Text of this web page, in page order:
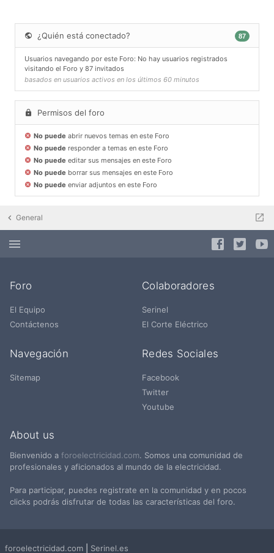
¿Quién está conectado? 87
Usuarios navegando por este Foro: No hay usuarios registrados
visitando el Foro y 87 invitados
basados en usuarios activos en los últimos 60 minutos
Permisos del foro
No puede abrir nuevos temas en este Foro
No puede responder a temas en este Foro
No puede editar sus mensajes en este Foro
No puede borrar sus mensajes en este Foro
No puede enviar adjuntos en este Foro
General
Foro
El Equipo
Contáctenos
Colaboradores
Serinel
El Corte Eléctrico
Navegación
Sitemap
Redes Sociales
Facebook
Twitter
Youtube
About us
Bienvenido a foroelectricidad.com. Somos una comunidad de
profesionales y aficionados al mundo de la electricidad.
Para participar, puedes registrate en la comunidad y en pocos
clicks podrás disfrutar de todas las características del foro.
foroelectricidad.com Serinel.es